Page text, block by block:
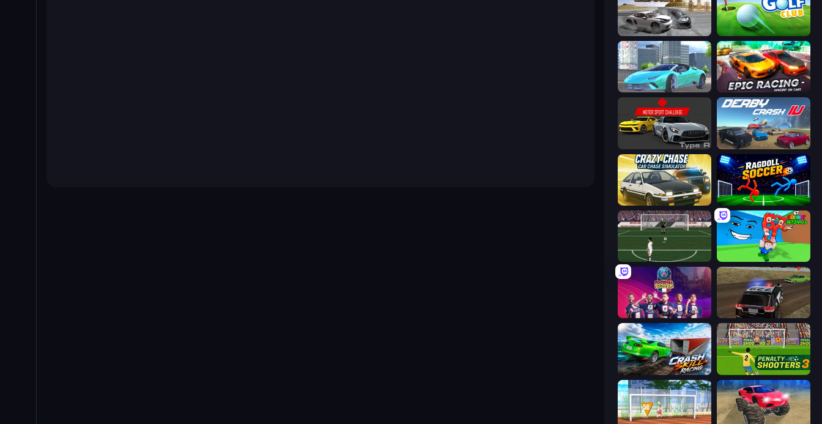
Gearshift One Mini Golf Club
Real City Driver Epic Racing - Descent on Cars
Motor Sport Challenge Type R Derby Crash 4
Crazy Chase - Car Chase Simulator Ragdoll Soccer 2 Players
Bicycle Kick Champ
PSG Soccer Freestyle POLICE Chase Simulator
Crash Skill Racing Penalty Shooters 3